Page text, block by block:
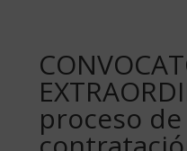
proceso de